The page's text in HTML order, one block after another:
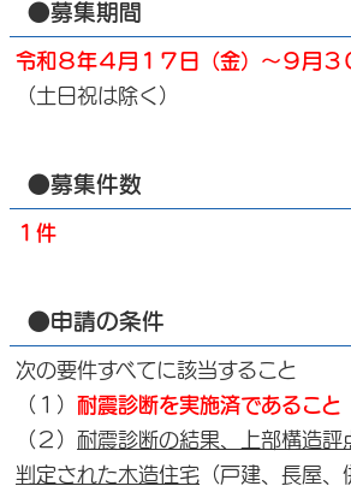
●募集期間
令和８年４月１７日（金）～９月３
（土日祝は除く）
●募集件数
１件
●申請の条件
次の要件すべてに該当すること
（１） 耐震診断を実施済であること
（２） 耐震診断の結果、上部構造評
判定された木造住宅 （戸建、長屋